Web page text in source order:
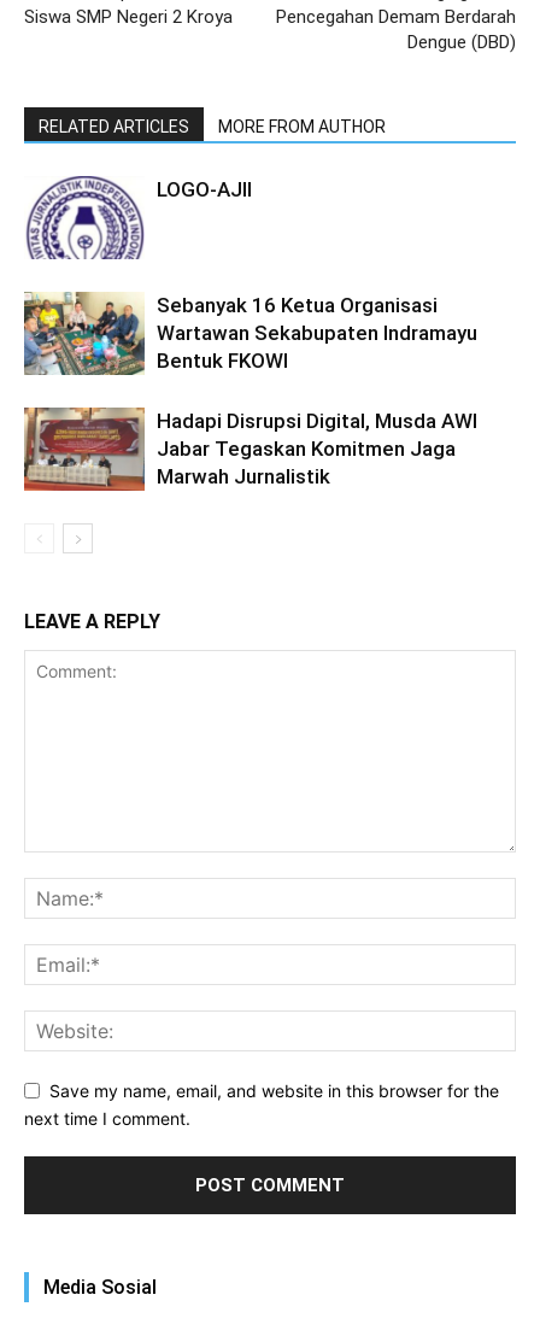
Siswa SMP Negeri 2 Kroya
Pencegahan Demam Berdarah
Dengue (DBD)
RELATED ARTICLES MORE FROM AUTHOR
LOGO-AJII
Sebanyak 16 Ketua Organisasi
Wartawan Sekabupaten Indramayu
Bentuk FKOWI
Hadapi Disrupsi Digital, Musda AWI
Jabar Tegaskan Komitmen Jaga
Marwah Jurnalistik
LEAVE A REPLY
Save my name, email, and website in this browser for the
next time I comment.
Media Sosial